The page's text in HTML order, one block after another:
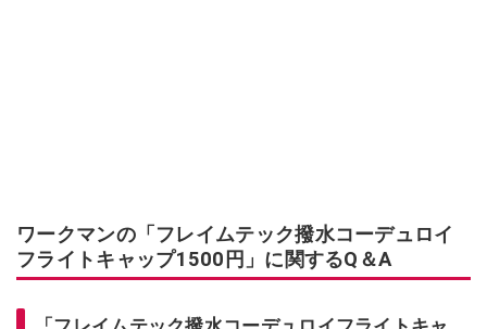
ワークマンの「フレイムテック撥水コーデュロイ
フライトキャップ1500円」に関するQ＆A